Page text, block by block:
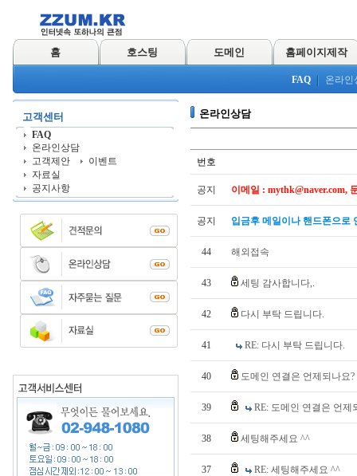
홈 호스팅 도메인 홈페이지제작
FAQ 온라인
고객센터
FAQ
온라인상담
고객제안
이벤트
자료실
공지사항
온라인상담
번호
공지 이메일 : mythk@naver.com,
공지 입금후 메일이나 핸드폰으로
44 해외접속
43 세팅 감사합니다,.
42 다시 부탁 드립니다.
41 RE: 다시 부탁 드립니다.
40 도메인 연결은 언제되나요?
39 RE: 도메인 연결은 언제
38 세팅해주세요 ^^
37 RE: 세팅해주세요 ^^